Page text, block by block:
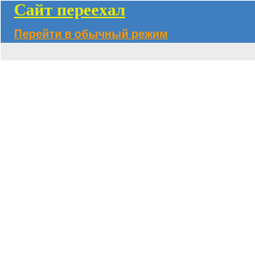
Сайт переехал
Перейти в обычный режим